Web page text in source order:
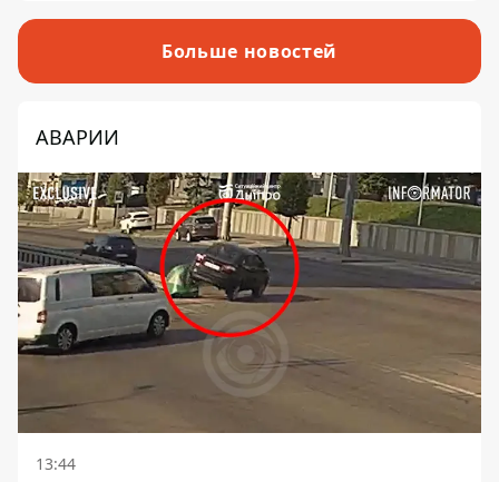
Больше новостей
АВАРИИ
13:44